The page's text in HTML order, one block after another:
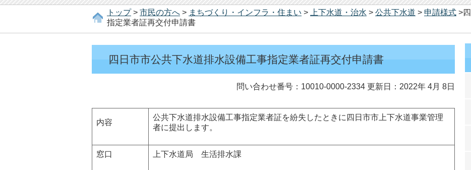
トップ> 市民の方へ > まちづくり・インフラ・住まい > 上下水道・治水 > 公共下水道 > 申請様式 >
指定業者証再交付申請書
四日市市公共下水道排水設備工事指定業者証再交付申請書
問い合わせ番号：10010-0000-2334 更新日：2022年 4月 8日
内容
公共下水道排水設備工事指定業者証を紛失したときに四日市市上下水道事業管理
者に提出します。
窓口 上下水道局 生活排水課